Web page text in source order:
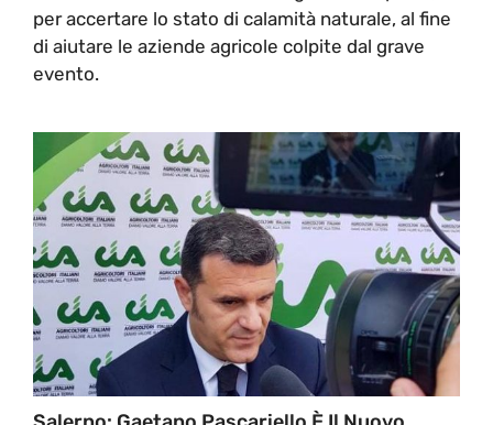
per accertare lo stato di calamità naturale, al fine
di aiutare le aziende agricole colpite dal grave
evento.